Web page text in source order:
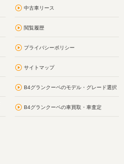
中古車リース
閲覧履歴
プライバシーポリシー
サイトマップ
B4グランクーペのモデル・グレード選択
B4グランクーペの車買取・車査定